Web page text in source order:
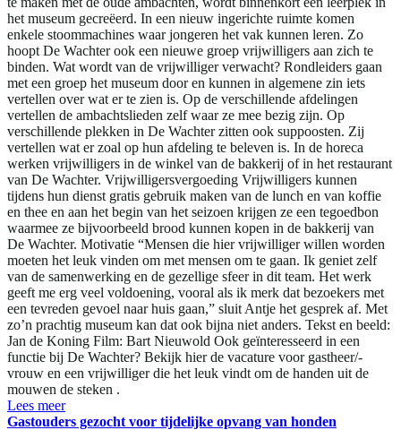
het museum gecreëerd. In een nieuw ingerichte ruimte komen
enkele stoommachines waar jongeren het vak kunnen leren. Zo
hoopt De Wachter ook een nieuwe groep vrijwilligers aan zich te
binden. Wat wordt van de vrijwilliger verwacht? Rondleiders gaan
met een groep het museum door en kunnen in algemene zin iets
vertellen over wat er te zien is. Op de verschillende afdelingen
vertellen de ambachtslieden zelf waar ze mee bezig zijn. Op
verschillende plekken in De Wachter zitten ook suppoosten. Zij
vertellen wat er zoal op hun afdeling te beleven is. In de horeca
werken vrijwilligers in de winkel van de bakkerij of in het restaurant
van De Wachter. Vrijwilligersvergoeding Vrijwilligers kunnen
tijdens hun dienst gratis gebruik maken van de lunch en van koffie
en thee en aan het begin van het seizoen krijgen ze een tegoedbon
waarmee ze bijvoorbeeld brood kunnen kopen in de bakkerij van
De Wachter. Motivatie “Mensen die hier vrijwilliger willen worden
moeten het leuk vinden om met mensen om te gaan. Ik geniet zelf
van de samenwerking en de gezellige sfeer in dit team. Het werk
geeft me erg veel voldoening, vooral als ik merk dat bezoekers met
een tevreden gevoel naar huis gaan,” sluit Antje het gesprek af. Met
zo’n prachtig museum kan dat ook bijna niet anders. Tekst en beeld:
Jan de Koning Film: Bart Nieuwold Ook geïnteresseerd in een
functie bij De Wachter? Bekijk hier de vacature voor gastheer/-
vrouw en een vrijwilliger die het leuk vindt om de handen uit de
mouwen de steken .
Lees meer
Gastouders gezocht voor tijdelijke opvang van honden